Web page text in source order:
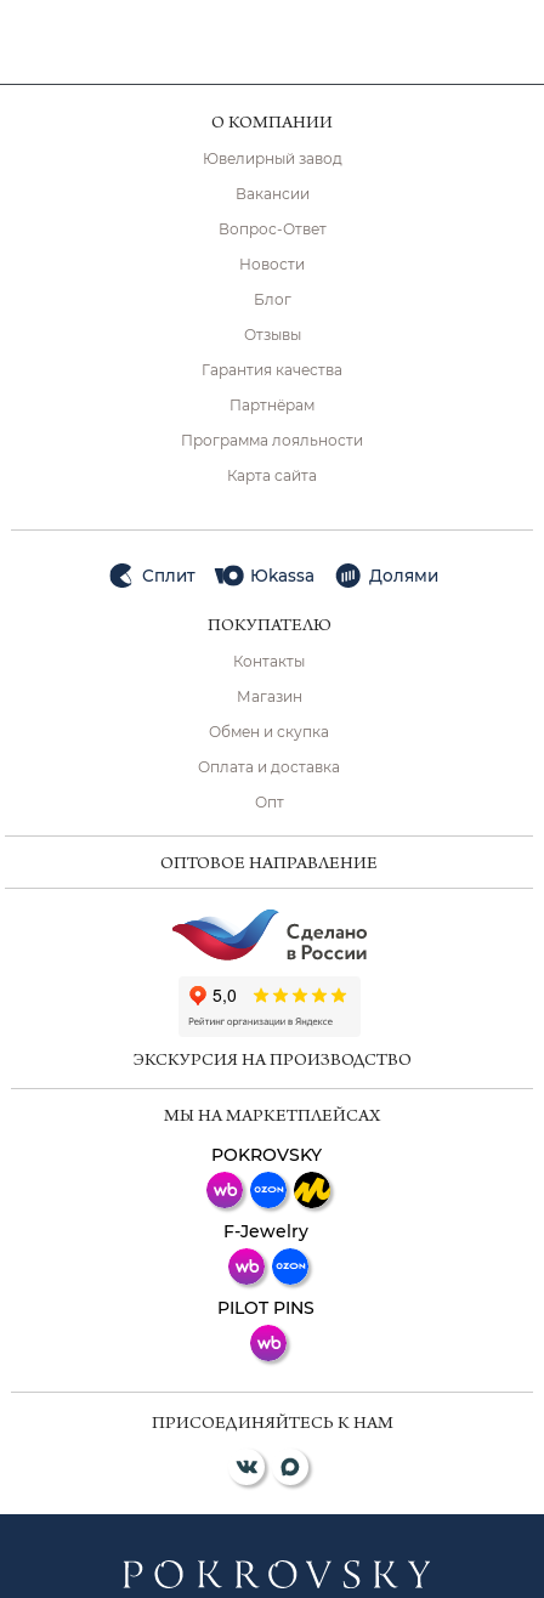
О КОМПАНИИ
Ювелирный завод
Вакансии
Вопрос-Ответ
Новости
Блог
Отзывы
Гарантия качества
Партнёрам
Программа лояльности
Карта сайта
Сплит Юkassa Долями
ПОКУПАТЕЛЮ
Контакты
Магазин
Обмен и скупка
Оплата и доставка
Опт
ОПТОВОЕ НАПРАВЛЕНИЕ
ЭКСКУРСИЯ НА ПРОИЗВОДСТВО
МЫ НА МАРКЕТПЛЕЙСАХ
POKROVSKY
F-Jewelry
PILOT PINS
ПРИСОЕДИНЯЙТЕСЬ К НАМ